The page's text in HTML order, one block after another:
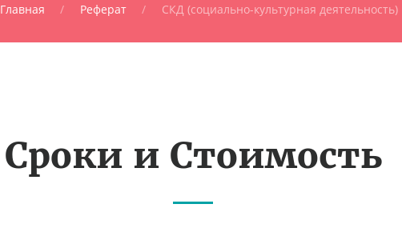
Главная Реферат СКД (социально-культурная деятельность)
Сроки и Стоимость